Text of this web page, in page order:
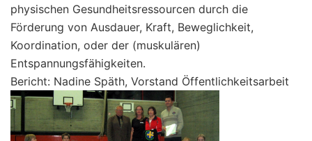
physischen Gesundheitsressourcen durch die
Förderung von Ausdauer, Kraft, Beweglichkeit,
Koordination, oder der (muskulären)
Entspannungsfähigkeiten.
Bericht: Nadine Späth, Vorstand Öffentlichkeitsarbeit